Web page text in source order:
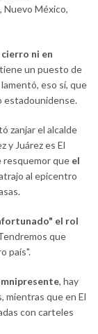
México,
ni en
un puesto de
eso sí, que
estadounidense.
zanjar el alcalde
y Juárez es El
resquemor que el
al epicentro
el rol
que
país".
, hay
mientras que en El
con carteles